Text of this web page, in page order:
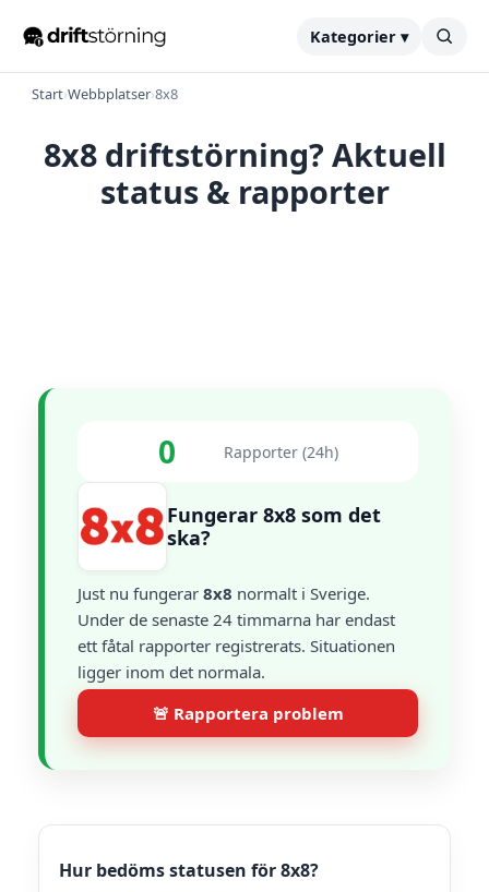
Kategorier ▾
Start›Webbplatser›8x8
8x8 driftstörning? Aktuell
status & rapporter
0 Rapporter (24h)
Fungerar 8x8 som det
ska?
Just nu fungerar 8x8 normalt i Sverige.
Under de senaste 24 timmarna har endast
ett fåtal rapporter registrerats. Situationen
ligger inom det normala.
🚨 Rapportera problem
Hur bedöms statusen för 8x8?